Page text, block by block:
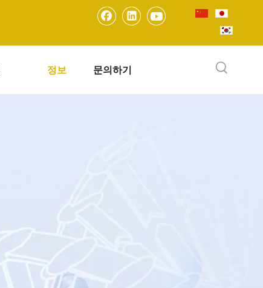
정보 문의하기